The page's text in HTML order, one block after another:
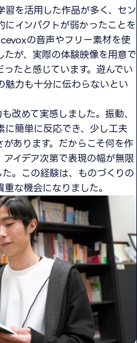
を活用した作品が多く、セン
インパクトが弱かったことを
の音声やフリー素材を使
が、実際の体験映像を用意で
たと感じています。遊んでい
力も十分に伝わらないとい
改めて実感しました。振動、
簡単に反応でき、少し工夫
あります。だからこそ何を作
イデア次第で表現の幅が無限
。この経験は、ものづくりの
な機会になりました。